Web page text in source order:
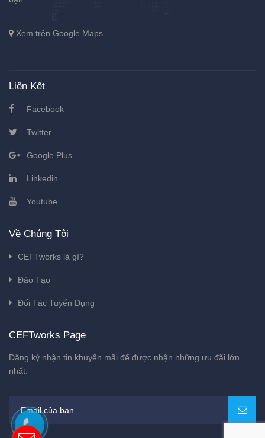
Xem trên Google Maps
Liên Kết
Facebook
Twitter
Google Plus
Linkedin
Youtube
Về Chúng Tôi
CEFTworks là gì?
Đào Tạo
Đối Tác Tuyển Dụng
CEFTworks Page
Đăng ký nhận tin khuyến mãi để được nhận những ưu đãi lớn
nhất.